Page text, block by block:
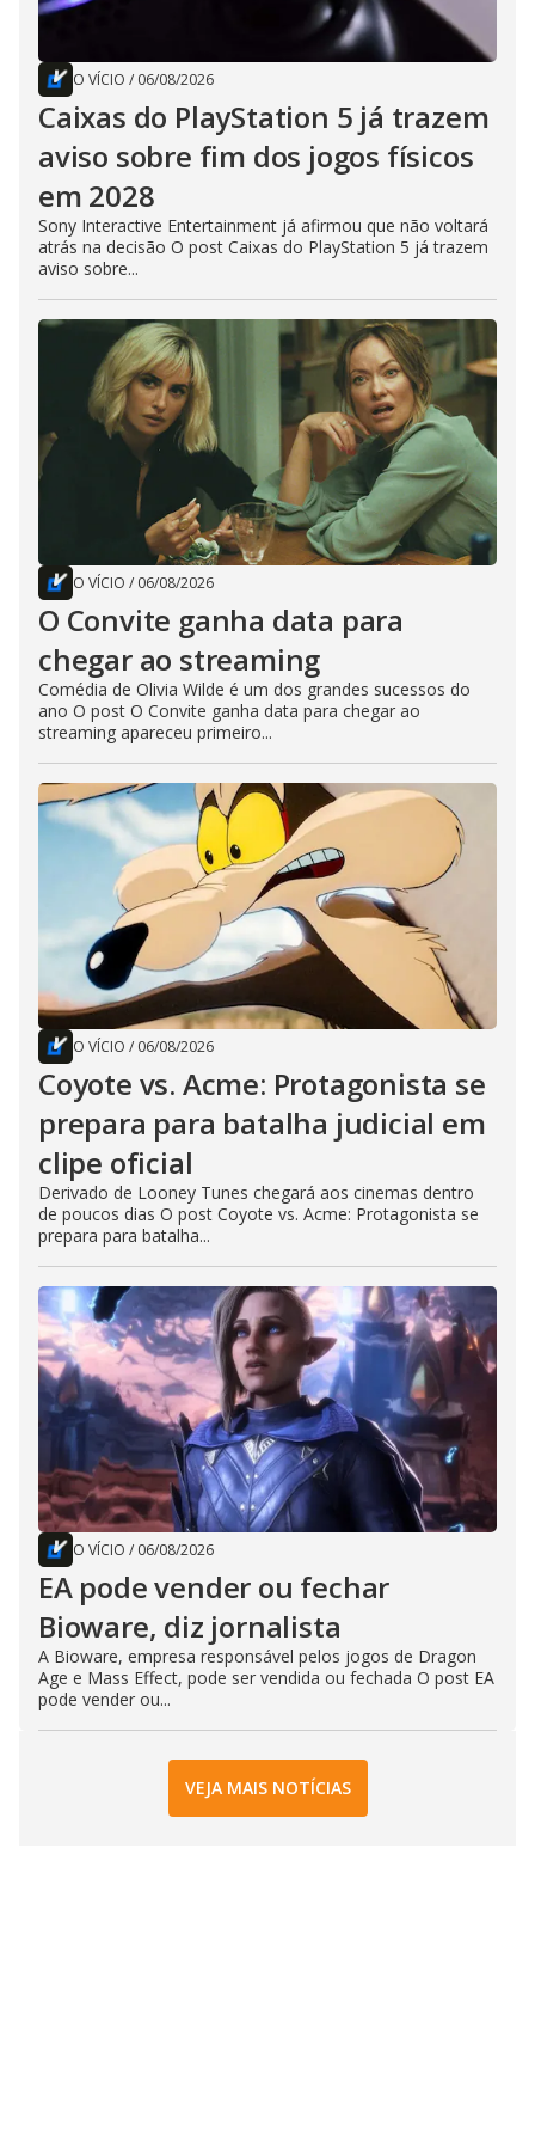
O VÍCIO / 06/08/2026
Caixas do PlayStation 5 já trazem
aviso sobre fim dos jogos físicos
em 2028
Sony Interactive Entertainment já afirmou que não voltará
atrás na decisão O post Caixas do PlayStation 5 já trazem
aviso sobre...
O VÍCIO / 06/08/2026
O Convite ganha data para
chegar ao streaming
Comédia de Olivia Wilde é um dos grandes sucessos do
ano O post O Convite ganha data para chegar ao
streaming apareceu primeiro...
O VÍCIO / 06/08/2026
Coyote vs. Acme: Protagonista se
prepara para batalha judicial em
clipe oficial
Derivado de Looney Tunes chegará aos cinemas dentro
de poucos dias O post Coyote vs. Acme: Protagonista se
prepara para batalha...
O VÍCIO / 06/08/2026
EA pode vender ou fechar
Bioware, diz jornalista
A Bioware, empresa responsável pelos jogos de Dragon
Age e Mass Effect, pode ser vendida ou fechada O post EA
pode vender ou...
VEJA MAIS NOTÍCIAS